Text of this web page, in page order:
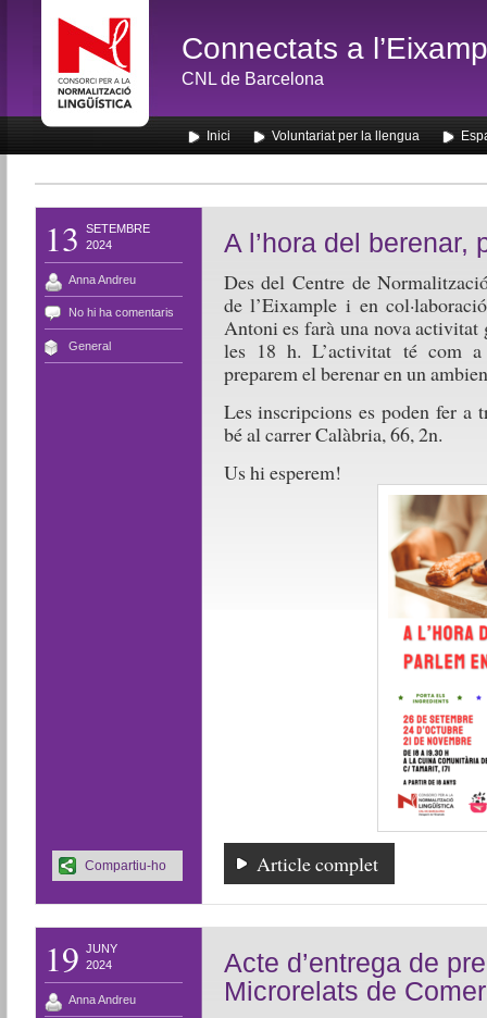
Connectats a
CNL de Barcelona
Inici Voluntariat per la llengua
13
SETEMBRE
2024
Anna Andreu
No hi ha comentaris
General
A l’hora del berenar,
Des del Centre de
de l’Eixample i en
Antoni es farà una nova activitat
les 18 h. L’activitat té com
preparem el berenar en un
Les inscripcions es poden fer a
bé al carrer Calàbria, 66, 2n.
Us hi esperem!
Article complet
Compartiu-ho
19 JUNY
2024
Anna Andreu
Acte d’entrega de
Microrelats de